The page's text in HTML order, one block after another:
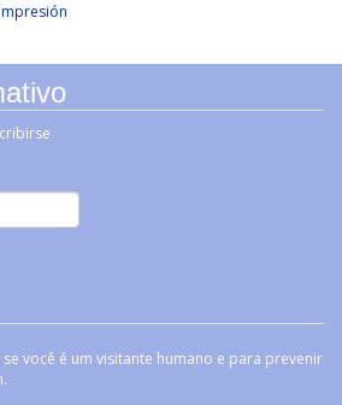
você é um visitante humano e para prevenir